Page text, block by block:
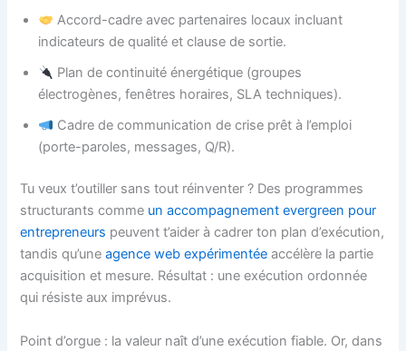
Accord-cadre avec partenaires locaux incluant
indicateurs de qualité et clause de sortie.
Plan de continuité énergétique (groupes
électrogènes, fenêtres horaires, SLA techniques).
Cadre de communication de crise prêt à l’emploi
(porte-paroles, messages, Q/R).
Tu veux t’outiller sans tout réinventer ? Des programmes
structurants comme un accompagnement evergreen pour
entrepreneurs peuvent t’aider à cadrer ton plan d’exécution,
tandis qu’uneagence web expérimentée accélère la partie
acquisition et mesure. Résultat : une exécution ordonnée
qui résiste aux imprévus.
Point d’orgue : la valeur naît d’une exécution fiable. Or, dans